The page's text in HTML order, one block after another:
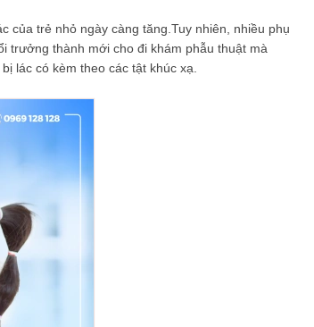
của trẻ nhỏ ngày càng tăng.Tuy nhiên, nhiều phụ
trưởng thành mới cho đi khám phẫu thuật mà
lác có kèm theo các tật khúc xạ.